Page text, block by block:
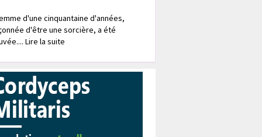
d'une cinquantaine d'années,
d'être une sorcière, a été
Lire la suite